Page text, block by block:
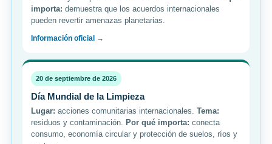
importa: demuestra que los acuerdos internacionales
pueden revertir amenazas planetarias.
Información oficial →
20 de septiembre de 2026
Día Mundial de la Limpieza
Lugar: acciones comunitarias internacionales. Tema:
residuos y contaminación.
Por qué importa: conecta
consumo, economía circular y protección de suelos, ríos y